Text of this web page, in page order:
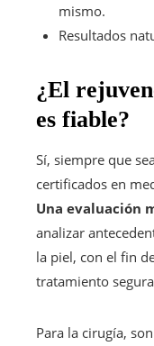
mismo.
Resultados
¿El
es fiable?
Sí, siempre que
certificados en
Una evaluación
analizar
la piel, con el fin
tratamiento
Para la cirugía,